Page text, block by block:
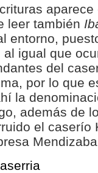
leer también
entorno,
igual que
del
por lo que
la
además de
el caserío